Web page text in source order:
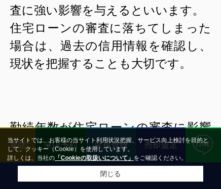
査に強い影響を与えるといいます。
住宅ローンの審査に落ちてしまった
場合は、過去の信用情報を確認し、
現状を把握することも大切です。
勤続年数が住宅ローンの審査に影響
するのは今までお話した通りです
が、中には契約者の意思とは関係な
く転職を余儀なくされたケースもあ
電話 来店予約 会員登録 売却査定
当サイトでは、お客様の当サイト利用状況把握、サービス向上検討を目的と
して、クッキー（Cookie）を使用しています。
詳しくは、当社の 「Cookieの取扱いについて」 をご確認ください。
閉じる